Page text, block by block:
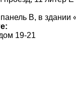
В, в
19-21